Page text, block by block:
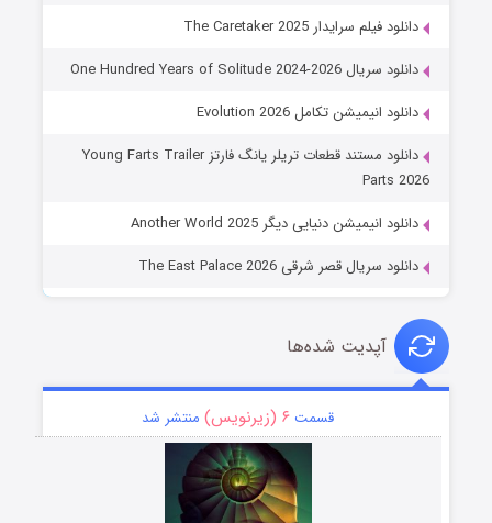
دانلود فیلم سرایدار The Caretaker 2025
دانلود سریال One Hundred Years of Solitude 2024-2026
دانلود انیمیشن تکامل Evolution 2026
دانلود مستند قطعات تریلر یانگ فارتز Young Farts Trailer
Parts 2026
دانلود انیمیشن دنیایی دیگر Another World 2025
دانلود سریال قصر شرقی The East Palace 2026
آپدیت شده‌ها
قسمت ۶ (زیرنویس) منتشر شد